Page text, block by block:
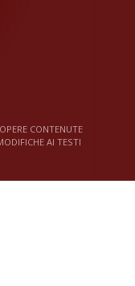
CONTENUTE
AI TESTI